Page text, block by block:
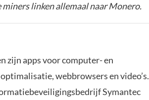
miners linken allemaal naar Monero.
zijn apps voor computer- en
webbrowsers en video’s.
Symantec